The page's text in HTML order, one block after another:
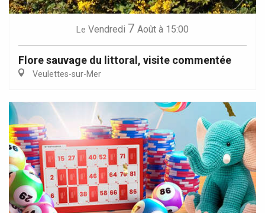
Le Vendredi 7 Août à 15:00
Flore sauvage du littoral, visite commentée
Veulettes-sur-Mer